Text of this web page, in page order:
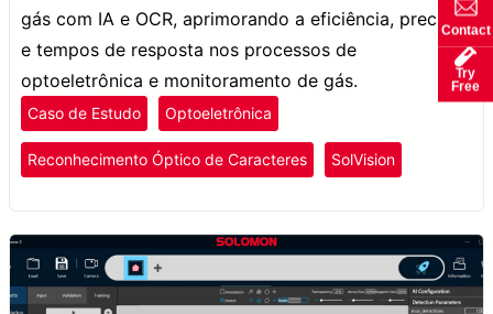
gás com IA e OCR, aprimorando a eficiência, precisão
e tempos de resposta nos processos de
optoeletrônica e monitoramento de gás.
Caso de Estudo Optoeletrônica
Reconhecimento Óptico de Caracteres SolVision
Contact
Try
Free